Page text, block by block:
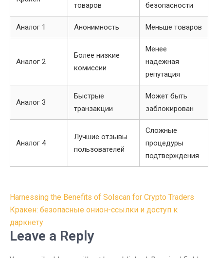
товаров
безопасности
Аналог 1 Анонимность Меньше товаров
Аналог 2
Более низкие
комиссии
Менее
надежная
репутация
Аналог 3
Быстрые
транзакции
Может быть
заблокирован
Аналог 4
Лучшие отзывы
пользователей
Сложные
процедуры
подтверждения
Post
navigation
Harnessing the Benefits of Solscan for Crypto Traders
Кракен: безопасные онион-ссылки и доступ к
даркнету
Leave a Reply